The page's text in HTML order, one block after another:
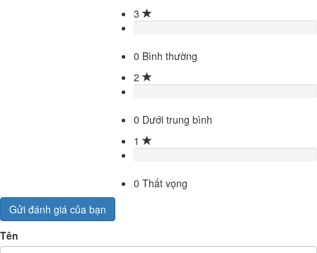
3
0 Bình thường
2
0 Dưới trung bình
1
0 Thất vọng
Gửi đánh giá của bạn
Tên